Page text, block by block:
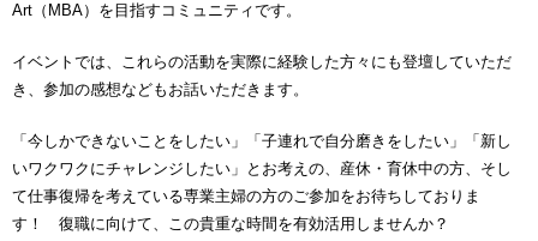
Art（MBA）を目指すコミュニティです。
イベントでは、これらの活動を実際に経験した方々にも登壇していただ
き、参加の感想などもお話いただきます。
「今しかできないことをしたい」「子連れで自分磨きをしたい」「新し
いワクワクにチャレンジしたい」とお考えの、産休・育休中の方、そし
て仕事復帰を考えている専業主婦の方のご参加をお待ちしておりま
す！ 復職に向けて、この貴重な時間を有効活用しませんか？